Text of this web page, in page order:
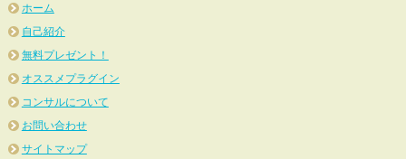
ホーム
自己紹介
無料プレゼント！
オススメプラグイン
コンサルについて
お問い合わせ
サイトマップ